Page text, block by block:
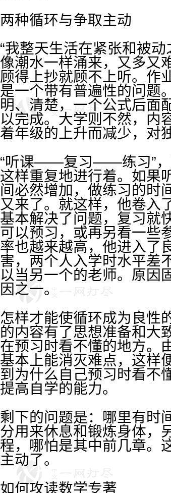
两种循环与争取主动
“我整天生活在紧张和被
像潮水一样涌来，又多又
顾得上抄就顾不上听。作
是一个带有普遍性的问题
明、清楚，一个公式后面
以完成。大学则不然，内
着年级的上升而减少，对
“听课——复习——练习”
这样重复地进行着。如果
间必然增加，做练习的时
又来了。就这样，他卷入
基本解决了问题，复习就
可以预习，或再另看一些
率也越来越高，他进入了
害，两个人入学时水平差
以当另一个的老师。原因
因之一。
怎样才能使循环成为良性
的内容有了思想准备和大
在预习时看不懂的地方。
基本上能消灭难点，这样
到为什么自己预习时看不
提高自学的能力。
剩下的问题是：哪里有时
分用来休息和锻炼身体，
程，哪怕是其中前几章。
主动了。
如何攻读数学专著